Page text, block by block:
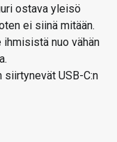
ostava yleisö
ei siinä mitään.
ihmisistä nuo vähän
siirtynevät USB-C:n